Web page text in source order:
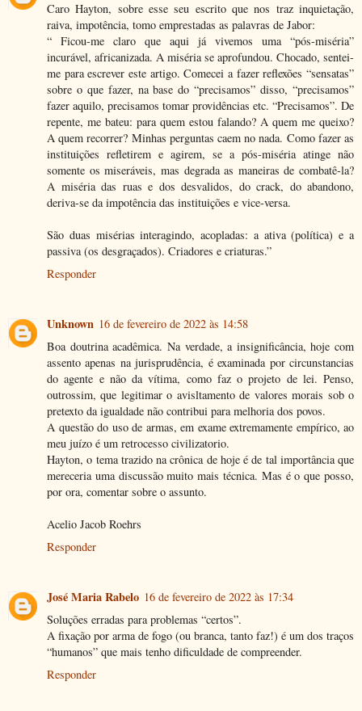
Caro Hayton, sobre esse seu escrito que nos traz inquietação,
raiva, impotência, tomo emprestadas as palavras de Jabor:
“ Ficou-me claro que aqui já vivemos uma “pós-miséria”
incurável, africanizada. A miséria se aprofundou. Chocado, sentei-
me para escrever este artigo. Comecei a fazer reflexões “sensatas”
sobre o que fazer, na base do “precisamos” disso, “precisamos”
fazer aquilo, precisamos tomar providências etc. “Precisamos”. De
repente, me bateu: para quem estou falando? A quem me queixo?
A quem recorrer? Minhas perguntas caem no nada. Como fazer as
instituições refletirem e agirem, se a pós-miséria atinge não
somente os miseráveis, mas degrada as maneiras de combatê-la?
A miséria das ruas e dos desvalidos, do crack, do abandono,
deriva-se da impotência das instituições e vice-versa.
São duas misérias interagindo, acopladas: a ativa (política) e a
passiva (os desgraçados). Criadores e criaturas.”
Responder
Unknown 16 de fevereiro de 2022 às 14:58
Boa doutrina acadêmica. Na verdade, a insignificância, hoje com
assento apenas na jurisprudência, é examinada por circunstancias
do agente e não da vítima, como faz o projeto de lei. Penso,
outrossim, que legitimar o avisltamento de valores morais sob o
pretexto da igualdade não contribui para melhoria dos povos.
A questão do uso de armas, em exame extremamente empírico, ao
meu juízo é um retrocesso civilizatorio.
Hayton, o tema trazido na crônica de hoje é de tal importância que
mereceria uma discussão muito mais técnica. Mas é o que posso,
por ora, comentar sobre o assunto.
Acelio Jacob Roehrs
Responder
José Maria Rabelo 16 de fevereiro de 2022 às 17:34
Soluções erradas para problemas “certos”.
A fixação por arma de fogo (ou branca, tanto faz!) é um dos traços
“humanos” que mais tenho dificuldade de compreender.
Responder